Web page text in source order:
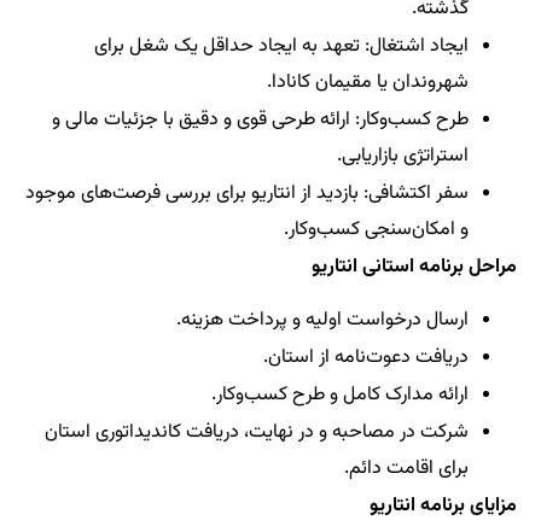
گذشته.
ایجاد اشتغال: تعهد به ایجاد حداقل یک شغل برای
شهروندان یا مقیمان کانادا.
طرح کسب‌وکار: ارائه طرحی قوی و دقیق با جزئیات مالی و
استراتژی بازاریابی.
سفر اکتشافی: بازدید از انتاریو برای بررسی فرصت‌های موجود
و امکان‌سنجی کسب‌وکار.
مراحل برنامه استانی انتاریو
ارسال درخواست اولیه و پرداخت هزینه.
دریافت دعوت‌نامه از استان.
ارائه مدارک کامل و طرح کسب‌وکار.
شرکت در مصاحبه و در نهایت، دریافت کاندیداتوری استان
برای اقامت دائم.
مزایای برنامه انتاریو